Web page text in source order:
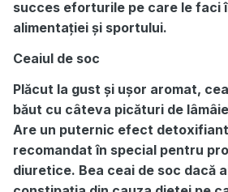
succes eforturile pe care le faci
alimentației și sportului.
Ceaiul de soc
Plăcut la gust și ușor aromat,
băut cu câteva picături de
Are un puternic efect
recomandat în special pentru
diuretice. Bea ceai de soc dacă